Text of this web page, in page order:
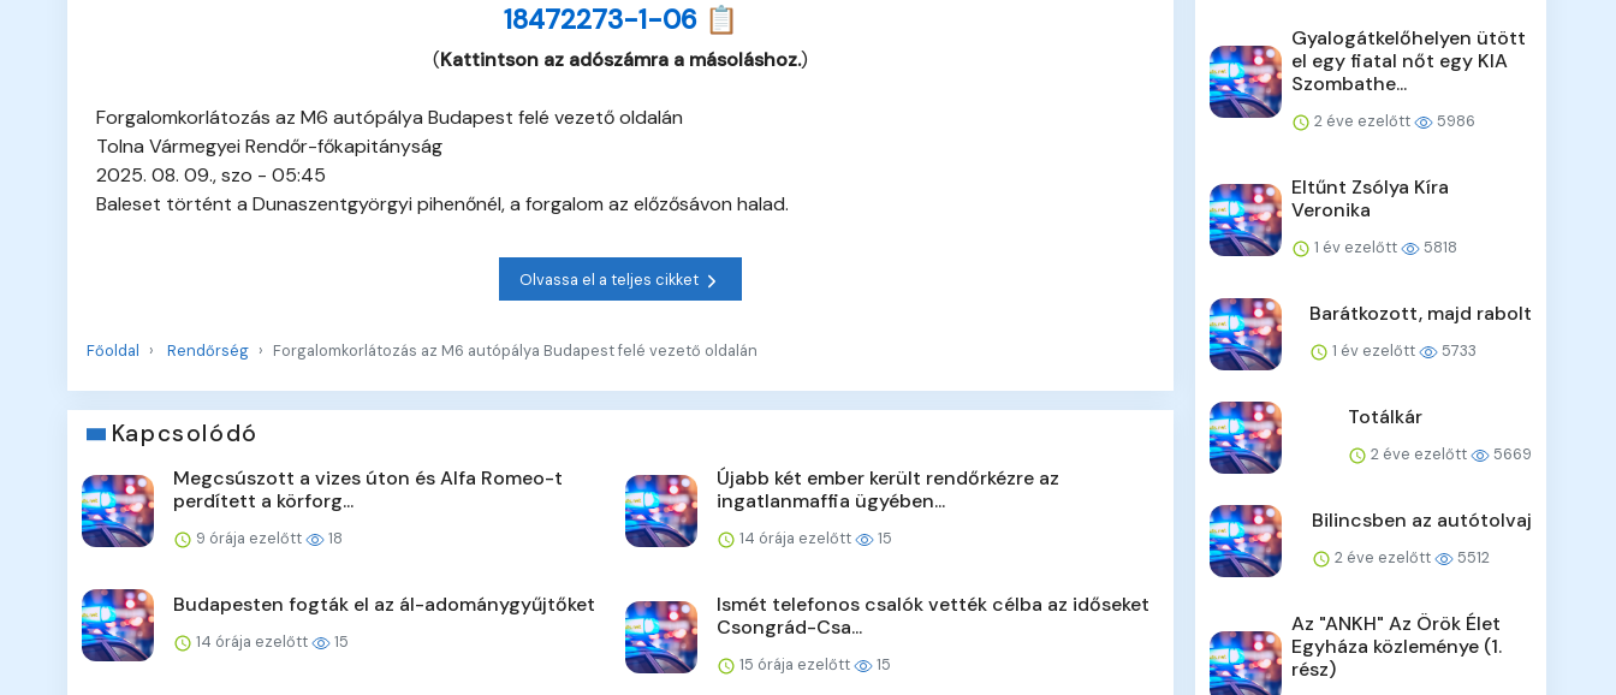
18472273-1-06 📋
(Kattintson az adószámra a másoláshoz.)
Forgalomkorlátozás az M6 autópálya Budapest felé vezető oldalán
Tolna Vármegyei Rendőr-főkapitányság
2025. 08. 09., szo - 05:45
Baleset történt a Dunaszentgyörgyi pihenőnél, a forgalom az előzősávon halad.
Olvassa el a teljes cikket
Főoldal Rendőrség Forgalomkorlátozás az M6 autópálya Budapest felé vezető oldalán
Kapcsolódó
Megcsúszott a vizes úton és Alfa Romeo-t
perdített a körforg...
9 órája ezelőtt 18
Újabb két ember került rendőrkézre az
ingatlanmaffia ügyében...
14 órája ezelőtt 15
Budapesten fogták el az ál-adománygyűjtőket
14 órája ezelőtt 15
Ismét telefonos csalók vették célba az időseket
Csongrád-Csa...
15 órája ezelőtt 15
Gyalogátkelőhelyen ütött
el egy fiatal nőt egy KIA
Szombathe...
2 éve ezelőtt 5986
Eltűnt Zsólya Kíra
Veronika
1 év ezelőtt 5818
Barátkozott, majd rabolt
1 év ezelőtt 5733
Totálkár
2 éve ezelőtt 5669
Bilincsben az autótolvaj
2 éve ezelőtt 5512
Az "ANKH" Az Örök Élet
Egyháza közleménye (1.
rész)